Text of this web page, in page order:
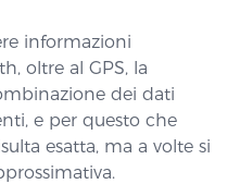
informazioni
oltre al GPS, la
dei dati
e per questo che
esatta, ma a volte si